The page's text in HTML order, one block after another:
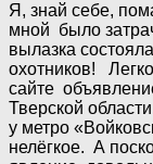
Я, знай себе,
мной было
вылазка
охотников!
сайте
Тверской
у метро
нелёгкое. А